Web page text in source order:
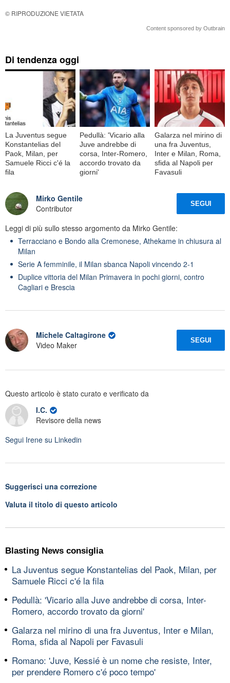
© RIPRODUZIONE VIETATA
Content sponsored by Outbrain
Di tendenza oggi
La Juventus segue
Konstantelias del
Paok, Milan, per
Samuele Ricci c'é la
fila
Pedullà: 'Vicario alla
Juve andrebbe di
corsa, Inter-Romero,
accordo trovato da
giorni'
Galarza nel mirino di
una fra Juventus,
Inter e Milan, Roma,
sfida al Napoli per
Favasuli
Mirko Gentile
Contributor
SEGUI
Leggi di più sullo stesso argomento da Mirko Gentile:
Terracciano e Bondo alla Cremonese, Athekame in chiusura al
Milan
Serie A femminile, il Milan sbanca Napoli vincendo 2-1
Duplice vittoria del Milan Primavera in pochi giorni, contro
Cagliari e Brescia
Michele Caltagirone
Video Maker
SEGUI
Questo articolo è stato curato e verificato da
I.C.
Revisore della news
Segui Irene su Linkedin
Suggerisci una correzione
Valuta il titolo di questo articolo
Blasting News consiglia
La Juventus segue Konstantelias del Paok, Milan, per
Samuele Ricci c'é la fila
Pedullà: 'Vicario alla Juve andrebbe di corsa, Inter-
Romero, accordo trovato da giorni'
Galarza nel mirino di una fra Juventus, Inter e Milan,
Roma, sfida al Napoli per Favasuli
Romano: 'Juve, Kessié è un nome che resiste, Inter,
per prendere Romero c'é poco tempo'